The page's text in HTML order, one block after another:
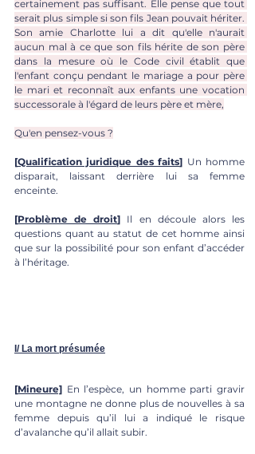
certainement pas suffisant. Elle pense que tout
serait plus simple si son fils Jean pouvait hériter.
Son amie Charlotte lui a dit qu'elle n'aurait
aucun mal à ce que son fils hérite de son père
dans la mesure où le Code civil établit que
l'enfant conçu pendant le mariage a pour père
le mari et reconnaît aux enfants une vocation
successorale à l'égard de leurs père et mère,
Qu'en pensez-vous ?
[Qualification juridique des faits] Un homme
disparait, laissant derrière lui sa femme
enceinte.
[Problème de droit] Il en découle alors les
questions quant au statut de cet homme ainsi
que sur la possibilité pour son enfant d’accéder
à l’héritage.
I/ La mort présumée
[Mineure] En l’espèce, un homme parti gravir
une montagne ne donne plus de nouvelles à sa
femme depuis qu’il lui a indiqué le risque
d’avalanche qu’il allait subir.